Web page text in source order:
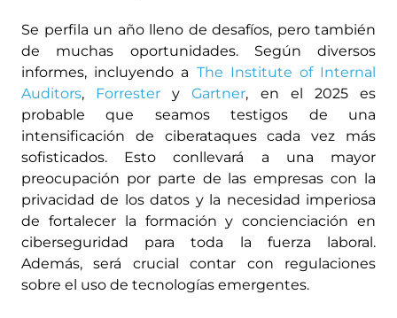
Se perfila un año lleno de desafíos, pero también
de muchas oportunidades. Según diversos
informes, incluyendo a The Institute of Internal
Auditors, Forrester yGartner, en el 2025 es
probable que seamos testigos de una
intensificación de ciberataques cada vez más
sofisticados. Esto conllevará a una mayor
preocupación por parte de las empresas con la
privacidad de los datos y la necesidad imperiosa
de fortalecer la formación y concienciación en
ciberseguridad para toda la fuerza laboral.
Además, será crucial contar con regulaciones
sobre el uso de tecnologías emergentes.